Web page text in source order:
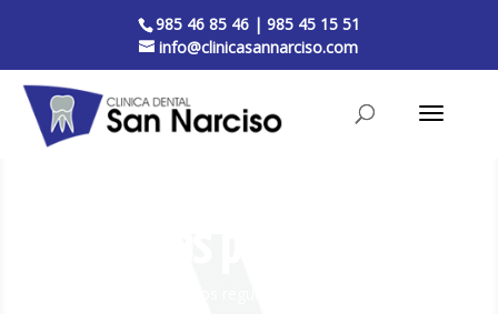
985 46 85 46| 985 45 15 51
info@clinicasannarciso.com